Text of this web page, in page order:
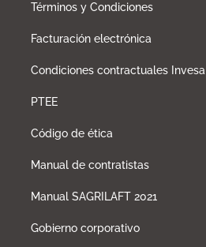
Términos y Condiciones
Facturación electrónica
Condiciones contractuales Invesa
PTEE
Código de ética
Manual de contratistas
Manual SAGRILAFT 2021
Gobierno corporativo